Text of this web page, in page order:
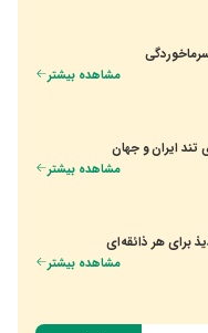
مشاهده بیشتر
ایران و جهان
مشاهده بیشتر
برای هر ذائقه‌ای
مشاهده بیشتر